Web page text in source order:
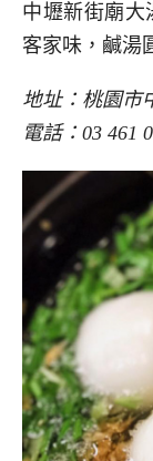
中壢新街廟大
客家味，鹹湯
地址：桃園市
電話：03 461